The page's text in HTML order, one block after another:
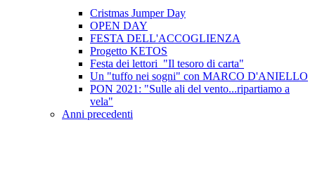
Cristmas Jumper Day
OPEN DAY
FESTA DELL'ACCOGLIENZA
Progetto KETOS
Festa dei lettori_"Il tesoro di carta"
Un "tuffo nei sogni" con MARCO D'ANIELLO
PON 2021: "Sulle ali del vento...ripartiamo a
vela"
Anni precedenti